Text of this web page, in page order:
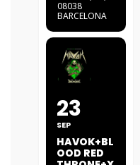
08038
BARCELONA
23
SEP
HAVOK+BL
OOD RED